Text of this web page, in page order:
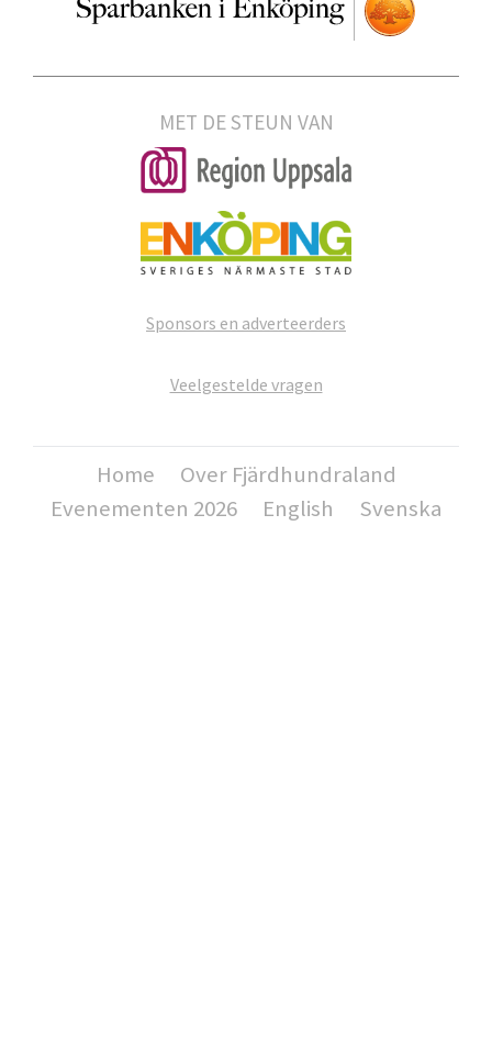
MET DE STEUN VAN
Sponsors en adverteerders
Veelgestelde vragen
Home
Over Fjärdhundraland
Evenementen 2026
English Svenska